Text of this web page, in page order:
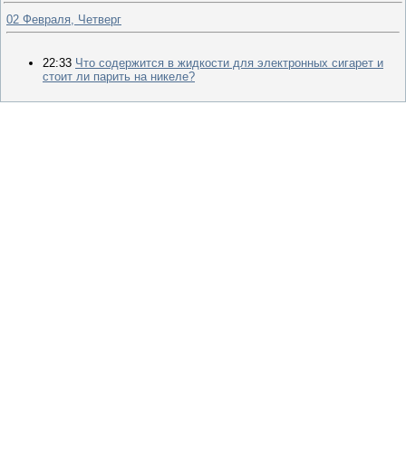
02 Февраля, Четверг
22:33 Что содержится в жидкости для электронных сигарет и
стоит ли парить на никеле?